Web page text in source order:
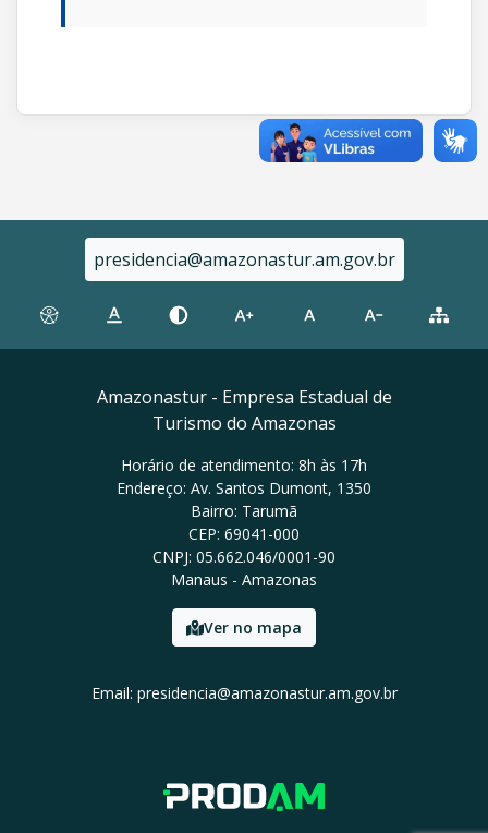
presidencia@amazonastur.am.gov.br
Amazonastur - Empresa Estadual de
Turismo do Amazonas
Horário de atendimento: 8h às 17h
Endereço: Av. Santos Dumont, 1350
Bairro: Tarumã
CEP: 69041-000
CNPJ: 05.662.046/0001-90
Manaus - Amazonas
Ver no mapa
Email: presidencia@amazonastur.am.gov.br